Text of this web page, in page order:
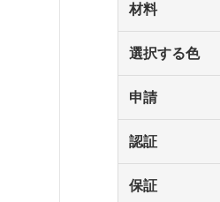
材料
選択する色
申請
認証
保証